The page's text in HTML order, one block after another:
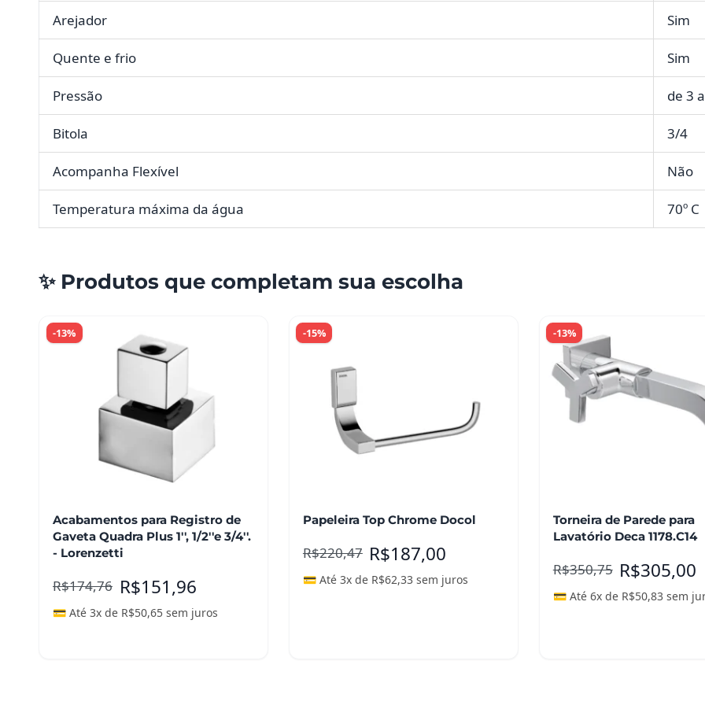
Arejador Sim
Quente e frio Sim
Pressão de 3
Bitola 3/4
Acompanha Flexível Não
Temperatura máxima da água 70º C
✨ Produtos que completam sua escolha
-13%
Acabamentos para Registro de
Gaveta Quadra Plus 1'', 1/2''e 3/4''.
- Lorenzetti
R$174,76 R$151,96
💳 Até 3x de R$50,65 sem juros
-15%
Papeleira Top Chrome Docol
R$220,47 R$187,00
💳 Até 3x de R$62,33 sem juros
-13%
Torneira de Parede para
Lavatório Deca 1178.C14
R$350,75 R$305,00
💳 Até 6x de R$50,83 sem